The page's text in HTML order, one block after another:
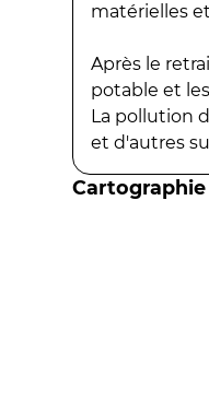
matérielles
Après le
potable et
La pollution
et d'autres